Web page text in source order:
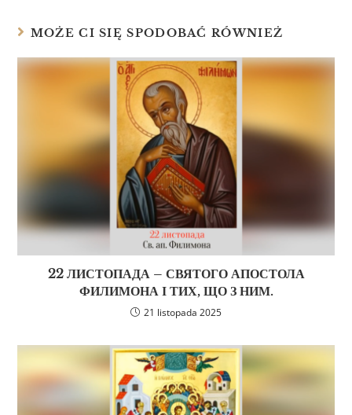
MOŻE CI SIĘ SPODOBAĆ RÓWNIEŻ
22 ЛИСТОПАДА – СВЯТОГО АПОСТОЛА
ФИЛИМОНА І ТИХ, ЩО З НИМ.
21 listopada 2025